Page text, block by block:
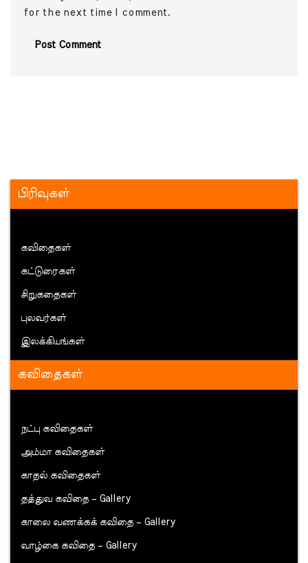
for the next time I comment.
பிரிவுகள்
கவிதைகள்
கட்டுரைகள்
சிறுகதைகள்
புலவர்கள்
இலக்கியங்கள்
கவிதைகள்
நட்பு கவிதைகள்
அம்மா கவிதைகள்
காதல் கவிதைகள்
தத்துவ கவிதை – Gallery
காலை வணக்கக் கவிதை – Gallery
வாழ்கை கவிதை – Gallery